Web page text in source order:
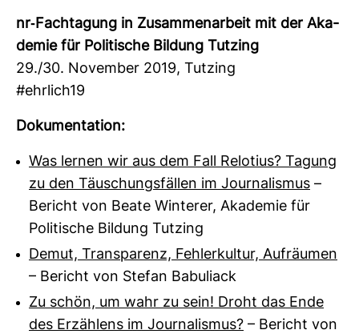
nr-​Fach­ta­gung in Zusam­men­ar­beit mit der Aka­
demie für Poli­ti­sche Bil­dung Tutzing
29./30. November 2019, Tutzing
#ehr­lich19
Doku­men­ta­tion:
Was lernen wir aus dem Fall Relotius? Tagung
zu den Täuschungsfällen im Journalismus –
Bericht von Beate Winterer, Akademie für
Politische Bildung Tutzing
Demut, Transparenz, Fehlerkultur, Aufräumen
– Bericht von Stefan Babuliack
Zu schön, um wahr zu sein! Droht das Ende
des Erzählens im Journalismus? – Bericht von